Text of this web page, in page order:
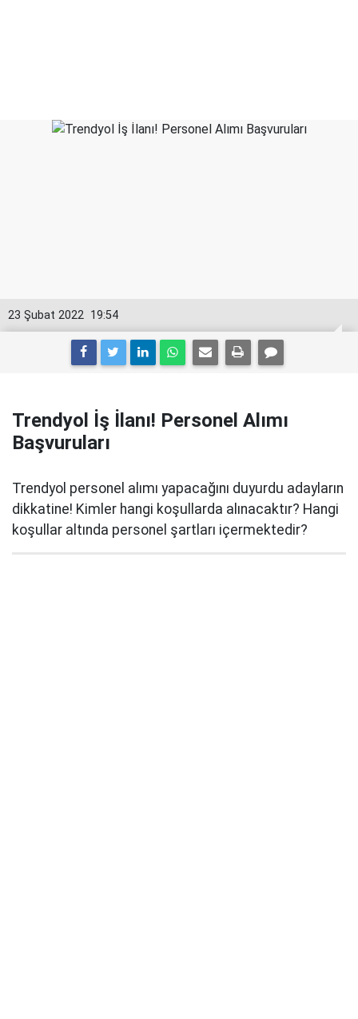
19:54
23 Şubat 2022
Trendyol İş İlanı! Personel Alımı
Başvuruları
Trendyol personel alımı yapacağını duyurdu adayların
dikkatine! Kimler hangi koşullarda alınacaktır? Hangi
koşullar altında personel şartları içermektedir?